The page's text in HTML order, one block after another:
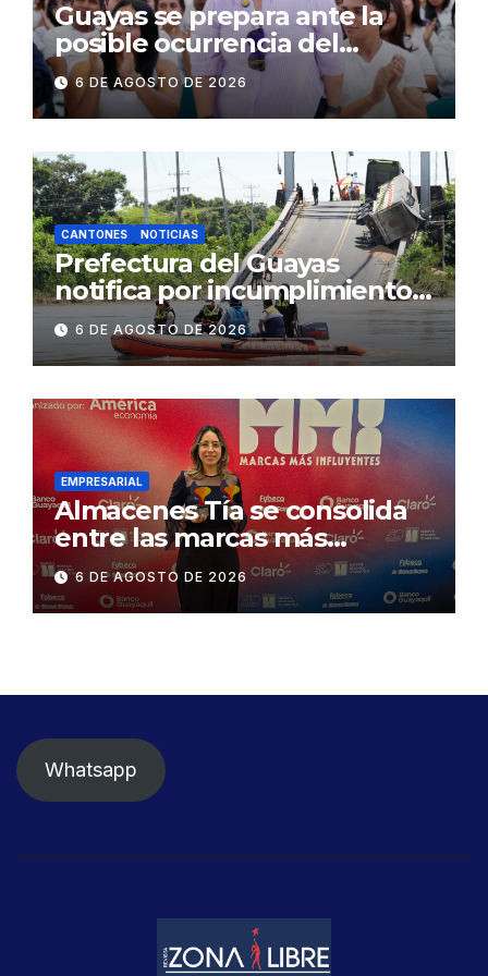
Guayas se prepara ante la
posible ocurrencia del
fenómeno de El Niño:
Gobierno Nacional capacita a
2.500 jóvenes
6 DE AGOSTO DE 2026
CANTONES NOTICIAS
Prefectura del Guayas
notifica por incumplimiento
contractual a la
Concesionaria CONORTE y
exige celeridad en
desmontaje del puente
Gonzalo Icaza Cornejo, en
Daule
6 DE AGOSTO DE 2026
EMPRESARIAL
Almacenes Tía se consolida
entre las marcas más
influyentes del Ecuador
6 DE AGOSTO DE 2026
Whatsapp